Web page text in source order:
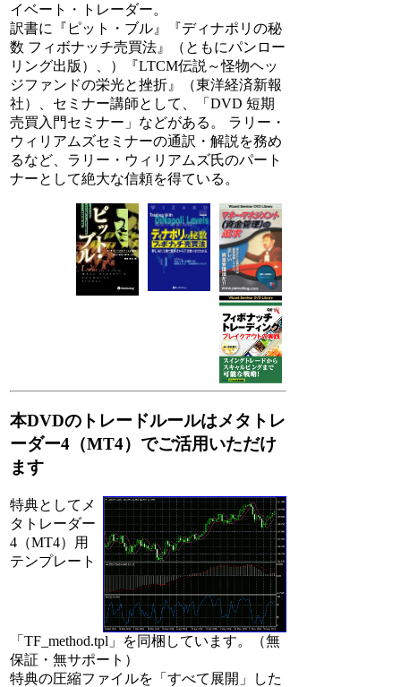
イベート・トレーダー。
訳書に『ピット・ブル』『ディナポリの秘
数 フィボナッチ売買法』（ともにパンロー
リング出版）、）『LTCM伝説～怪物ヘッ
ジファンドの栄光と挫折』（東洋経済新報
社）、セミナー講師として、「DVD 短期
売買入門セミナー」などがある。 ラリー・
ウィリアムズセミナーの通訳・解説を務め
るなど、ラリー・ウィリアムズ氏のパート
ナーとして絶大な信頼を得ている。
本DVDのトレードルールはメタトレ
ーダー4（MT4）でご活用いただけ
ます
特典としてメ
タトレーダー
4（MT4）用
テンプレート
「TF_method.tpl」を同梱しています。（無
保証・無サポート）
特典の圧縮ファイルを「すべて展開」した